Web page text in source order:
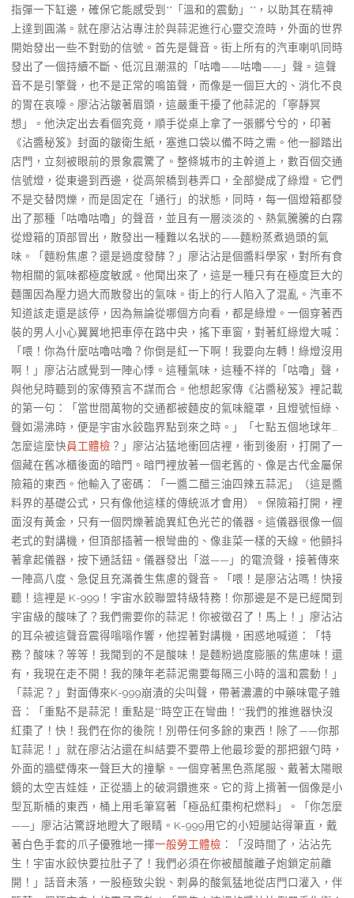
指彈一下缸邊，確保它能感受到**「溫和的震動」**，以助其在精神
上達到圓滿。就在廖沾沾專注於與蒜泥進行心靈交流時，外面的世界
開始發出一些不對勁的信號。首先是聲音。街上所有的汽車喇叭同時
發出了一個持續不斷、低沉且潮濕的「咕嚕——咕嚕——」聲。這聲
音不是引擎聲，也不是正常的鳴笛聲，而像是一個巨大的、消化不良
的胃在哀嚎。廖沾沾皺著眉頭，這嚴重干擾了他蒜泥的「寧靜冥
想」。他決定出去看個究竟，順手從桌上拿了一張髒兮兮的，印著
《沾醬秘笈》封面的皺衛生紙，塞進口袋以備不時之需。他一腳踏出
店門，立刻被眼前的景象震驚了。整條城市的主幹道上，數百個交通
信號燈，從東邊到西邊，從高架橋到巷弄口，全部變成了綠燈。它們
不是交替閃爍，而是固定在「通行」的狀態，同時，每一個燈箱都發
出了那種「咕嚕咕嚕」的聲音，並且有一層淡淡的、熱氣騰騰的白霧
從燈箱的頂部冒出，散發出一種難以名狀的——麵粉蒸煮過頭的氣
味。「麵粉焦慮？還是過度發酵？」廖沾沾是個醬料學家，對所有食
物相關的氣味都極度敏感。他聞出來了，這是一種只有在極度巨大的
麵團因為壓力過大而散發出的氣味。街上的行人陷入了混亂。汽車不
知道該走還是該停，因為無論從哪個方向看，都是綠燈。一個穿著西
裝的男人小心翼翼地把車停在路中央，搖下車窗，對著紅綠燈大喊：
「喂！你為什麼咕嚕咕嚕？你倒是紅一下啊！我要向左轉！綠燈沒用
啊！」廖沾沾感覺到一陣心悸。這種氣味，這種不祥的「咕嚕」聲，
與他兒時聽到的家傳預言不謀而合。他想起家傳《沾醬秘笈》裡記載
的第一句：「當世間萬物的交通都被麵皮的氣味籠罩，且燈號恒綠、
聲如湯沸時，便是宇宙水餃臨界點到來之時。」「七點五個地球年…
怎麼這麼快員工體檢 ？」廖沾沾猛地衝回店裡，衝到後廚，打開了一
個藏在舊冰櫃後面的暗門。暗門裡放著一個老舊的、像是古代金屬保
險箱的東西。他輸入了密碼：「一醬二醋三油四辣五蒜泥」（這是醬
料界的基礎公式，只有像他這樣的傳統派才會用）。保險箱打開，裡
面沒有黃金，只有一個閃爍著詭異紅色光芒的儀器。這儀器很像一個
老式的對講機，但頂部插著一根彎曲的、像韭菜一樣的天線。他顫抖
著拿起儀器，按下通話鈕。儀器發出「滋——」的電流聲，接著傳來
一陣高八度、急促且充滿養生焦慮的聲音。「喂！是廖沾沾嗎！快接
聽！這裡是 K-999！宇宙水餃聯盟特級特務！你那邊是不是已經聞到
宇宙級的酸味了？我們需要你的蒜泥！你被徵召了！馬上！」廖沾沾
的耳朵被這聲音震得嗡嗡作響，他捏著對講機，困惑地喊道：「特
務？酸味？等等！我聞到的不是酸味！是麵粉過度膨脹的焦慮味！還
有，我現在走不開！我的陳年老蒜泥需要每隔三小時的溫和震動！」
「蒜泥？」對面傳來K-999崩潰的尖叫聲，帶著濃濃的中藥味電子雜
音：「重點不是蒜泥！重點是**時空正在彎曲！**我們的推進器快沒
紅棗了！快！我們在你的後院！別帶任何多餘的東西！除了——你那
缸蒜泥！」就在廖沾沾還在糾結要不要帶上他最珍愛的那把銀勺時，
外面的牆壁傳來一聲巨大的撞擊。一個穿著黑色燕尾服、戴著太陽眼
鏡的太空吉娃娃，正從牆上的破洞鑽進來。它的背上揹著一個像是小
型瓦斯桶的東西，桶上用毛筆寫著「極品紅棗枸杞燃料」。「你怎麼
——」廖沾沾驚訝地瞪大了眼睛。K-999用它的小短腿站得筆直，戴
著白色手套的爪子優雅地一揮一般勞工體檢 ：「沒時間了，沾沾先
生！宇宙水餃快要拉肚子了！我們必須在你被醋酸離子炮鎖定前離
開！」話音未落，一股極致尖銳、刺鼻的酸氣猛地從店門口灌入，伴